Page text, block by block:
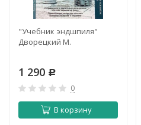
"Учебник эндшпиля"
Дворецкий М.
1 290 Р
0
В корзину